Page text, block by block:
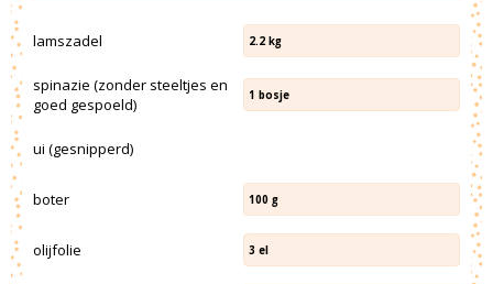
lamszadel 2.2 kg
spinazie (zonder steeltjes en
goed gespoeld)
1 bosje
ui (gesnipperd)
boter 100 g
olijfolie 3 el